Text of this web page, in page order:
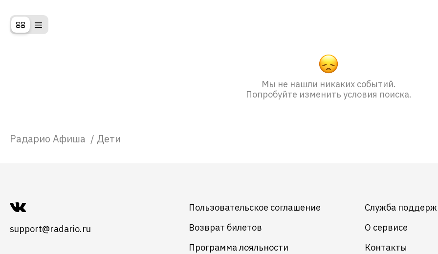
Мы не нашли никаких событий.
Попробуйте изменить условия поиска.
Радарио Афиша / Дети
support@radario.ru
Пользовательское соглашение
Возврат билетов
Программа лояльности
Служба
О сервисе
Контакты